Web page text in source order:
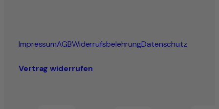
ImpressumAGBWiderrufsbelehrungDatenschutz
Vertrag widerrufen